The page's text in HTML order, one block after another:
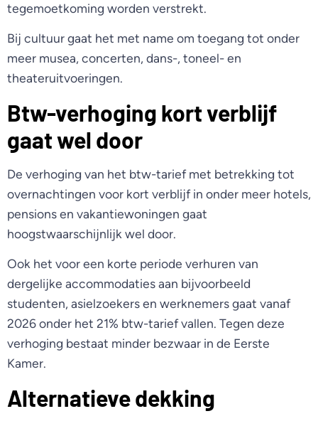
tegemoetkoming worden verstrekt.
Bij cultuur gaat het met name om toegang tot onder
meer musea, concerten, dans-, toneel- en
theateruitvoeringen.
Btw-verhoging kort verblijf
gaat wel door
De verhoging van het btw-tarief met betrekking tot
overnachtingen voor kort verblijf in onder meer hotels,
pensions en vakantiewoningen gaat
hoogstwaarschijnlijk wel door.
Ook het voor een korte periode verhuren van
dergelijke accommodaties aan bijvoorbeeld
studenten, asielzoekers en werknemers gaat vanaf
2026 onder het 21% btw-tarief vallen. Tegen deze
verhoging bestaat minder bezwaar in de Eerste
Kamer.
Alternatieve dekking